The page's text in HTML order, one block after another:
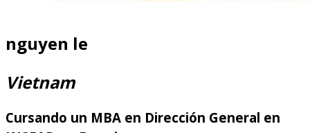
nguyen le
Vietnam
Cursando un MBA en Dirección General en